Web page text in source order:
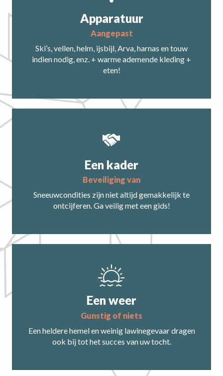
Apparatuur
aangepast
Ski’s, vellen, helm, ijsbijl, Arva, harnas en touw
indien nodig, enz. + warme ademende kleding +
eten!
Een kader
beveiliging van
Sneeuwcondities zijn niet altijd gemakkelijk te
ontcijferen. Ga veilig met een gids!
Een weer
gunstig of niets
Een heldere hemel en weinig lawinegevaar dragen
ook bij tot het succes van uw tocht.